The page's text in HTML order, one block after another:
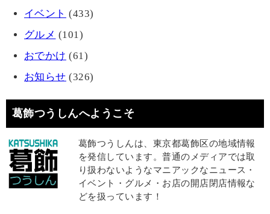
イベント (433)
グルメ (101)
おでかけ (61)
お知らせ (326)
葛飾つうしんへようこそ
葛飾つうしんは、東京都葛飾区の地域情報
を発信しています。普通のメディアでは取
り扱わないようなマニアックなニュース・
イベント・グルメ・お店の開店閉店情報な
どを扱っています！